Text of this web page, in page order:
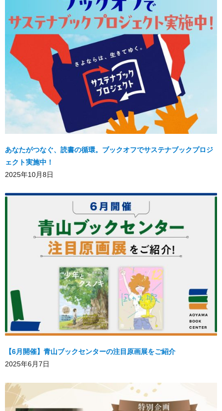
あなたがつなぐ、読書の循環。ブックオフでサステナブックプロジ
ェクト実施中！
2025年10月8日
【6月開催】青山ブックセンターの注目原画展をご紹介
2025年6月7日